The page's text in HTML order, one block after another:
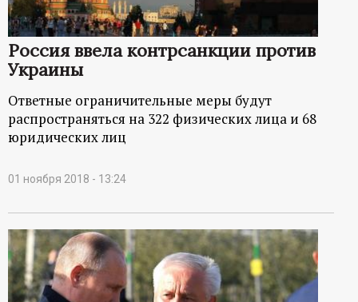
Россия ввела контрсанкции против
Украины
Ответные ограничительные меры будут
распространяться на 322 физических лица и 68
юридических лиц
01 ноября 2018 - 13:24